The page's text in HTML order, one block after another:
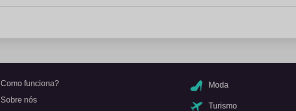
Como funciona?
Sobre nós
Moda
Turismo